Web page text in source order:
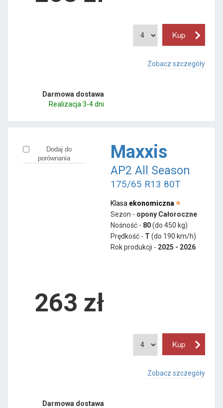
Zobacz szczegóły
Darmowa dostawa
Realizacja 3-4 dni
Dodaj do
porównania
Maxxis
AP2 All Season
175/65 R13 80T
Klasa ekonomiczna
Sezon - opony Całoroczne
Nośność - 80(do 450 kg)
Prędkość - T (do 190 km/h)
Rok produkcji - 2025 - 2026
263 zł
Zobacz szczegóły
Darmowa dostawa